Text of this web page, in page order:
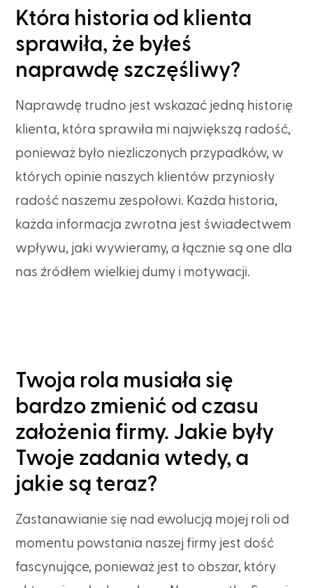
Która historia od klienta
sprawiła, że byłeś
naprawdę szczęśliwy?
Naprawdę trudno jest wskazać jedną historię
klienta, która sprawiła mi największą radość,
ponieważ było niezliczonych przypadków, w
których opinie naszych klientów przyniosły
radość naszemu zespołowi. Każda historia,
każda informacja zwrotna jest świadectwem
wpływu, jaki wywieramy, a łącznie są one dla
nas źródłem wielkiej dumy i motywacji.
Twoja rola musiała się
bardzo zmienić od czasu
założenia firmy. Jakie były
Twoje zadania wtedy, a
jakie są teraz?
Zastanawianie się nad ewolucją mojej roli od
momentu powstania naszej firmy jest dość
fascynujące, ponieważ jest to obszar, który